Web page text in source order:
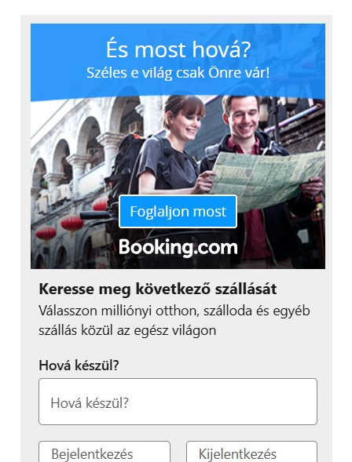
A termékek szelektálása sok sajátosságot igényel.
Az üzlet szellőzésénél figyelembe veszik, hogy a
zöldség-gyümölcs kihelyezések a bejárat közelében
helyezkedjenek el. Ha a tér engedi kétoldalas
gondolákon, egyik oldalon a zöldség, másik oldalon
a gyümölcs helyezkedik el. A gondolák két végén a
zsákos és nagyobb dobozos zöldség-gyümölcs
helyezhető el. Itt az UGP üzletberendezés RAL7015
antracit szürke színben lévő gondolája látható.